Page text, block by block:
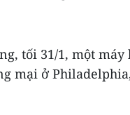
tối 31/1, một
mại ở